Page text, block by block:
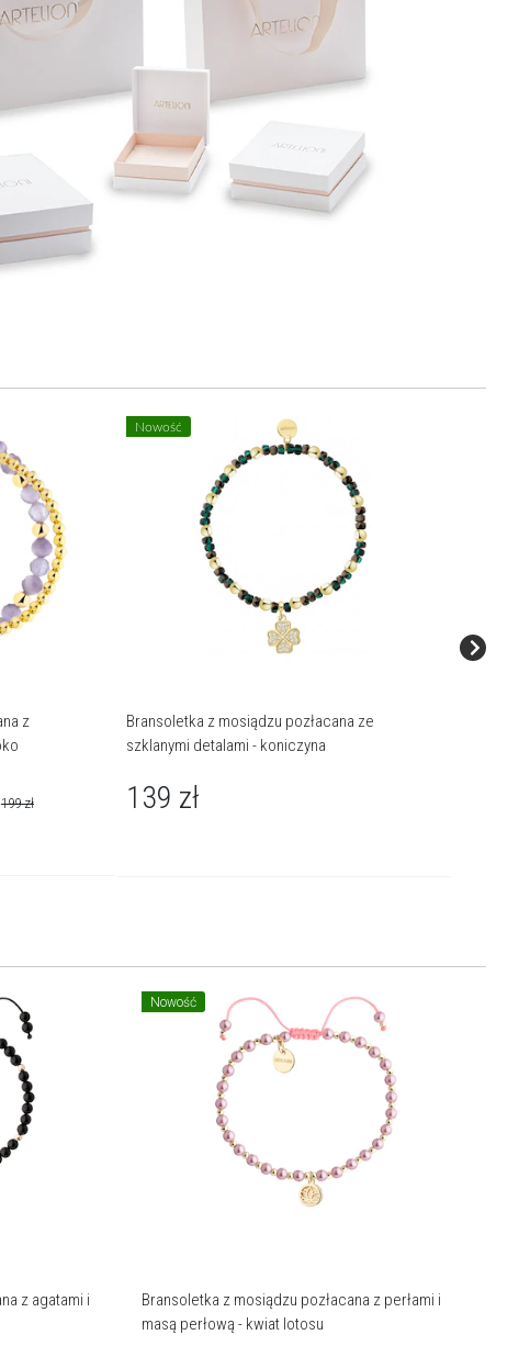
z
199 zł
Nowość
Bransoletka z mosiądzu pozłacana ze
szklanymi detalami - koniczyna
139 zł
z agatami i
Nowość
Bransoletka z mosiądzu pozłacana z perłami i
masą perłową - kwiat lotosu